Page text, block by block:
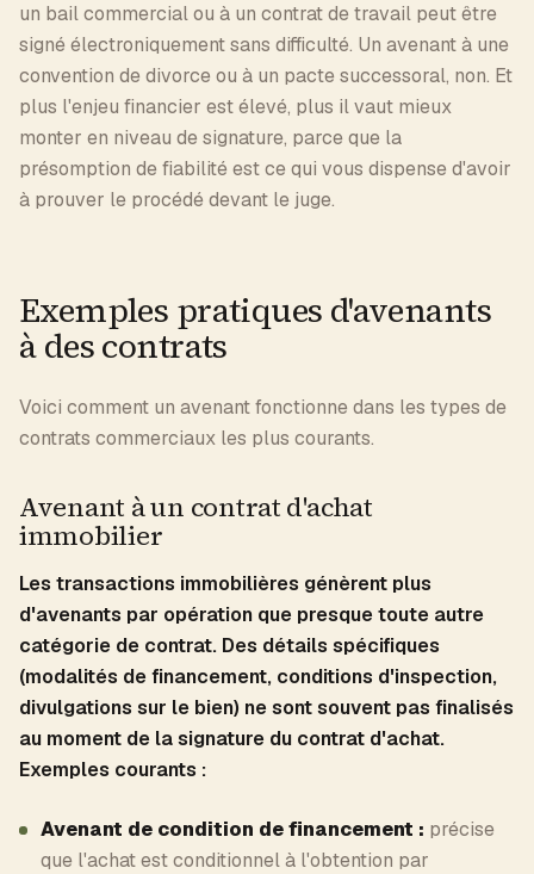
un bail commercial ou à un contrat de travail peut être
signé électroniquement sans difficulté. Un avenant à une
convention de divorce ou à un pacte successoral, non. Et
plus l'enjeu financier est élevé, plus il vaut mieux
monter en niveau de signature, parce que la
présomption de fiabilité est ce qui vous dispense d'avoir
à prouver le procédé devant le juge.
Exemples pratiques d'avenants
à des contrats
Voici comment un avenant fonctionne dans les types de
contrats commerciaux les plus courants.
Avenant à un contrat d'achat
immobilier
Les transactions immobilières génèrent plus
d'avenants par opération que presque toute autre
catégorie de contrat. Des détails spécifiques
(modalités de financement, conditions d'inspection,
divulgations sur le bien) ne sont souvent pas finalisés
au moment de la signature du contrat d'achat.
Exemples courants :
Avenant de condition de financement : précise
que l'achat est conditionnel à l'obtention par